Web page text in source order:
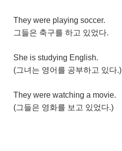
They were playing soccer.
그들은 축구를 하고 있었다.
She is studying English.
(그녀는 영어를 공부하고 있다.)
They were watching a movie.
(그들은 영화를 보고 있었다.)